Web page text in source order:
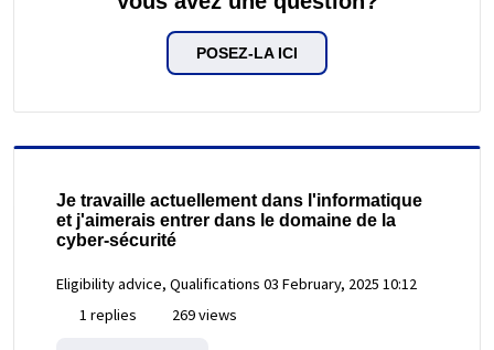
POSEZ-LA ICI
Je travaille actuellement dans l'informatique
et j'aimerais entrer dans le domaine de la
cyber-sécurité
Eligibility advice, Qualifications 03 February, 2025 10:12
1 replies
269 views